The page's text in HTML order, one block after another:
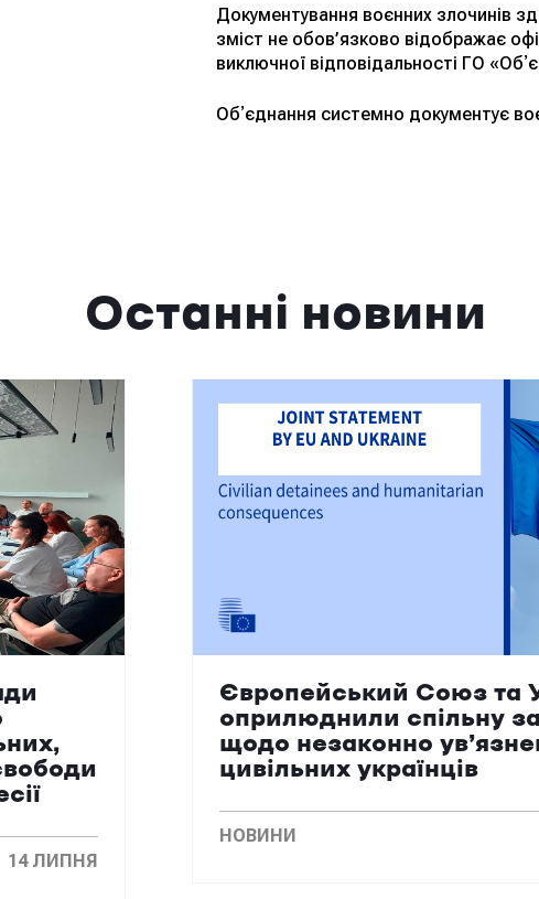
Документування воєнних злочинів
зміст не обов’язково відображає
виключної відповідальності ГО
Обʼєднання системно документує
Останні новини
14 ЛИПНЯ
Європейський Союз та
оприлюднили спільну
щодо незаконно
цивільних українців
НОВИНИ